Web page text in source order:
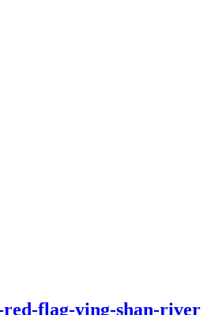
flag-ying-shan-river